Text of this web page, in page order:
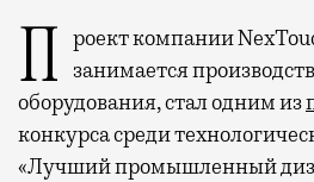
Проект компании NexTouch, которая
занимается
оборудования, стал одним из
конкурса среди
«Лучший промышленный